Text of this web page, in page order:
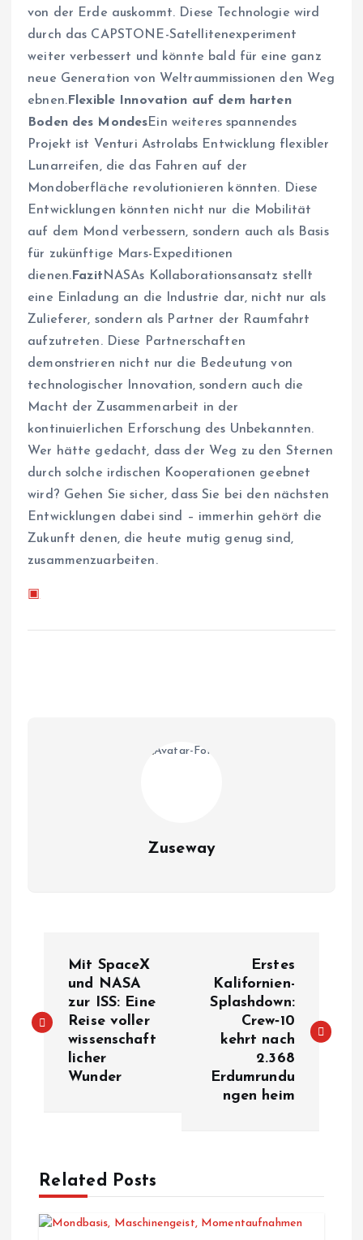
von der Erde auskommt. Diese Technologie wird
durch das CAPSTONE-Satellitenexperiment
weiter verbessert und könnte bald für eine ganz
neue Generation von Weltraummissionen den Weg
ebnen.Flexible Innovation auf dem harten
Boden des MondesEin weiteres spannendes
Projekt ist Venturi Astrolabs Entwicklung flexibler
Lunarreifen, die das Fahren auf der
Mondoberfläche revolutionieren könnten. Diese
Entwicklungen könnten nicht nur die Mobilität
auf dem Mond verbessern, sondern auch als Basis
für zukünftige Mars-Expeditionen
dienen.FazitNASAs Kollaborationsansatz stellt
eine Einladung an die Industrie dar, nicht nur als
Zulieferer, sondern als Partner der Raumfahrt
aufzutreten. Diese Partnerschaften
demonstrieren nicht nur die Bedeutung von
technologischer Innovation, sondern auch die
Macht der Zusammenarbeit in der
kontinuierlichen Erforschung des Unbekannten.
Wer hätte gedacht, dass der Weg zu den Sternen
durch solche irdischen Kooperationen geebnet
wird? Gehen Sie sicher, dass Sie bei den nächsten
Entwicklungen dabei sind – immerhin gehört die
Zukunft denen, die heute mutig genug sind,
zusammenzuarbeiten.
▣
Zuseway
i
g
s
Mit SpaceX
und NASA
zur ISS: Eine
Reise voller
wissenschaft
licher
Wunder
Erstes
Kalifornien-
Splashdown:
Crew‑10
kehrt nach
2.368
Erdumrundu
ngen heim
Related Posts